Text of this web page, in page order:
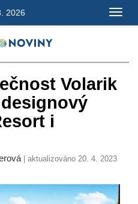
2026
Volarik
i
| aktualizováno 20. 4. 2023